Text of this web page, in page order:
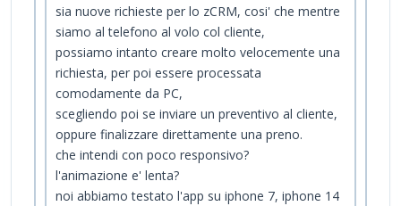
sia nuove richieste per lo zCRM, cosi' che mentre
siamo al telefono al volo col cliente,
possiamo intanto creare molto velocemente una
richiesta, per poi essere processata
comodamente da PC,
scegliendo poi se inviare un preventivo al cliente,
oppure finalizzare direttamente una preno.
che intendi con poco responsivo?
l'animazione e' lenta?
noi abbiamo testato l'app su iphone 7, iphone 14